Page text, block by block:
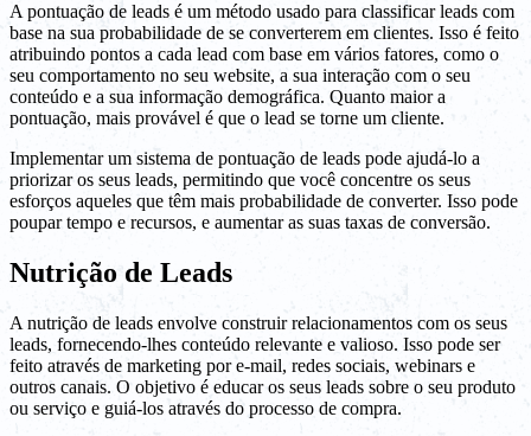
A pontuação de leads é um método usado para classificar leads com
base na sua probabilidade de se converterem em clientes. Isso é feito
atribuindo pontos a cada lead com base em vários fatores, como o
seu comportamento no seu website, a sua interação com o seu
conteúdo e a sua informação demográfica. Quanto maior a
pontuação, mais provável é que o lead se torne um cliente.
Implementar um sistema de pontuação de leads pode ajudá-lo a
priorizar os seus leads, permitindo que você concentre os seus
esforços aqueles que têm mais probabilidade de converter. Isso pode
poupar tempo e recursos, e aumentar as suas taxas de conversão.
Nutrição de Leads
A nutrição de leads envolve construir relacionamentos com os seus
leads, fornecendo-lhes conteúdo relevante e valioso. Isso pode ser
feito através de marketing por e-mail, redes sociais, webinars e
outros canais. O objetivo é educar os seus leads sobre o seu produto
ou serviço e guiá-los através do processo de compra.